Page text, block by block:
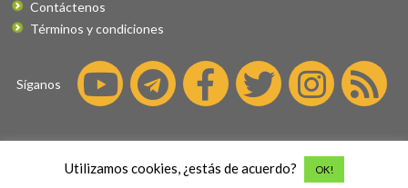
Contáctenos
Términos y condiciones
Síganos
©2026 SafetYA® es una marca
Fatus S.A.S.Todos los
Utilizamos cookies, ¿estás de acuerdo? OK!